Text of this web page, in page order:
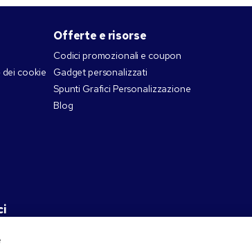
dei cookie
Offerte e risorse
Codici promozionali e coupon
Gadget personalizzati
Spunti Grafici Personalizzazione
Blog